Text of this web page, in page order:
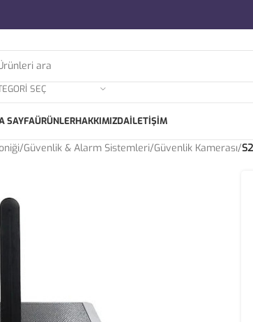
SEÇ
SAYFAÜRÜNLERHAKKIMIZDAİLETIŞIM
/Güvenlik & Alarm Sistemleri/Güvenlik Kamerası/